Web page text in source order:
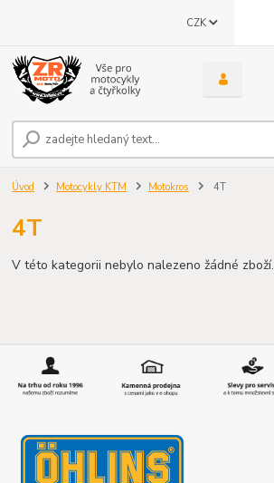
CZK
Úvod Motocykly KTM Motokros 4T
4T
V této kategorii nebylo nalezeno žádné zboží.